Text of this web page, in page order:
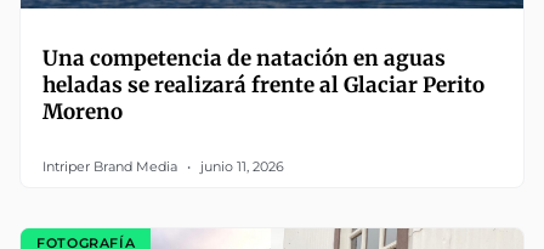
Una competencia de natación en aguas
heladas se realizará frente al Glaciar Perito
Moreno
Intriper Brand Media junio 11, 2026
FOTOGRAFÍA